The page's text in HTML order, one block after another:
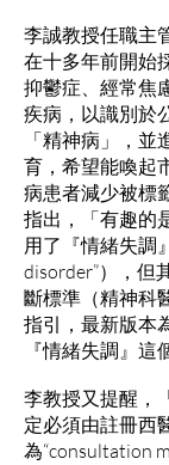
李誠教授任職主
在十多年前開始
抑鬱症、經常焦
疾病，以識別於
「精神病」，
育，希望能喚起
病患者減少被標
指出，「有趣的
用了『情緒失調
disorder”），但
斷標準（精神科
指引，最新版本
『情緒失調』這
李教授又提醒，
定必須由註冊西
為“consultation